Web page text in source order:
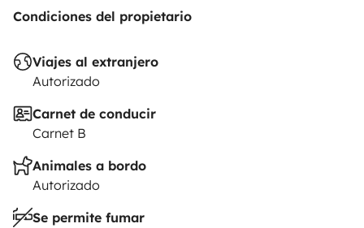
Condiciones del propietario
Viajes al extranjero
Autorizado
Carnet de conducir
Carnet B
Animales a bordo
Autorizado
Se permite fumar